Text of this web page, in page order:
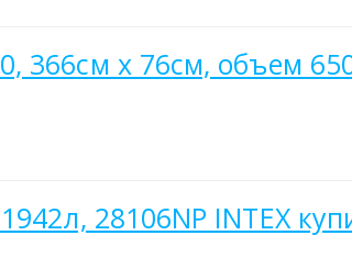
366см х 76см, объем
28106NP INTEX